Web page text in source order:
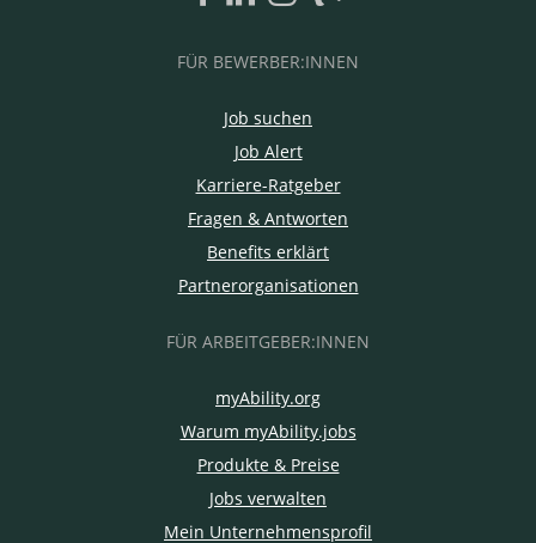
FÜR BEWERBER:INNEN
Job suchen
Job Alert
Karriere-Ratgeber
Fragen & Antworten
Benefits erklärt
Partnerorganisationen
FÜR ARBEITGEBER:INNEN
myAbility.org
Warum myAbility.jobs
Produkte & Preise
Jobs verwalten
Mein Unternehmensprofil